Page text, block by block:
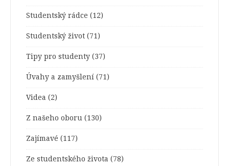
Studentský rádce (12)
Studentský život (71)
Tipy pro studenty (37)
Úvahy a zamyšlení (71)
Videa (2)
Z našeho oboru (130)
Zajímavé (117)
Ze studentského života (78)